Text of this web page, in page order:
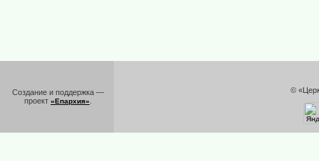
Создание и поддержка —
проект «Епархия»
©